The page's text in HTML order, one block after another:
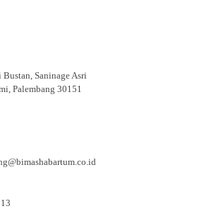
Saninage Asri
Palembang 30151